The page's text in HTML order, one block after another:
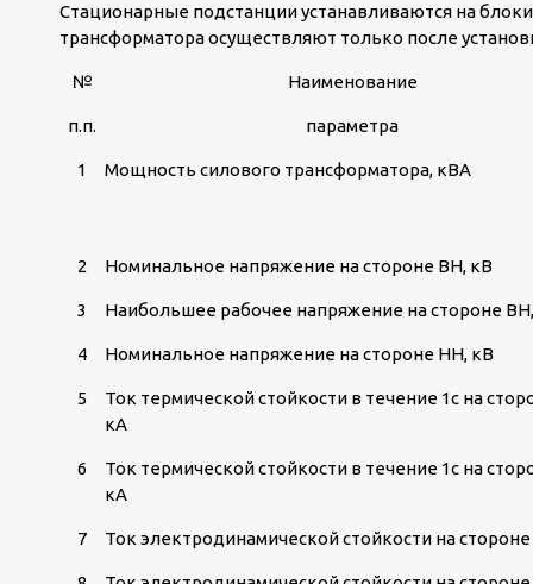
Стационарные подстанции устанавливаются на
трансформатора осуществляют только после
№
п.п.
Наименование
параметра
1 Мощность силового трансформатора, кВА
2 Номинальное напряжение на стороне ВН, кВ
3 Наибольшее рабочее напряжение на стороне
4 Номинальное напряжение на стороне НН, кВ
5
Ток термической стойкости в течение 1с на
кА
6
Ток термической стойкости в течение 1с на
кА
7 Ток электродинамической стойкости на